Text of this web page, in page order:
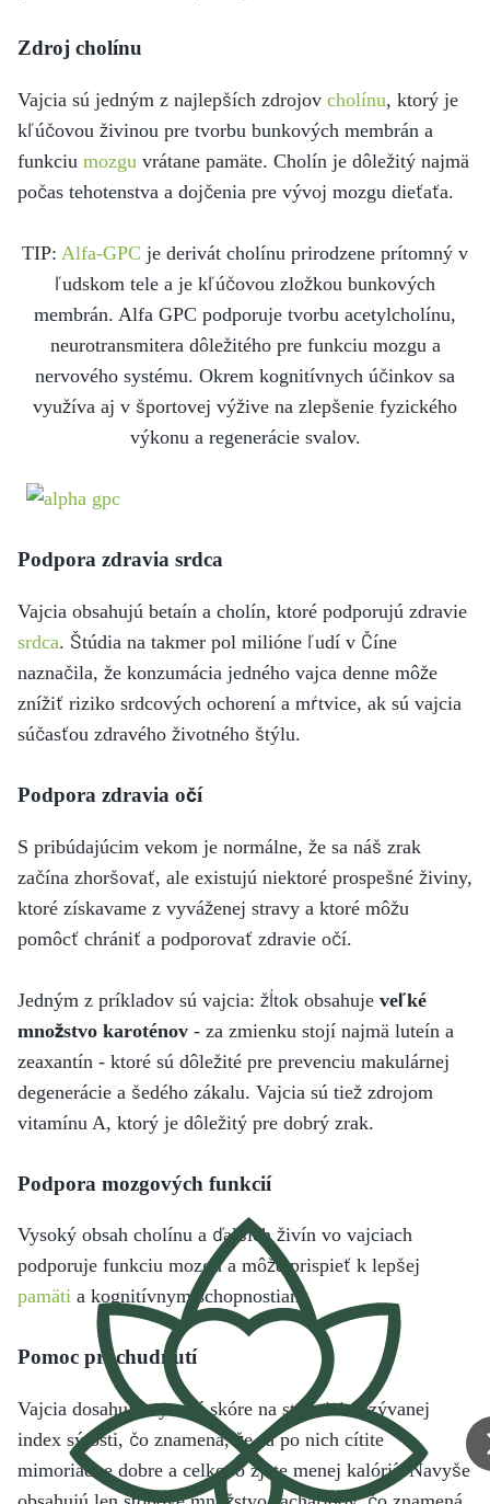
Zdroj cholínu
Vajcia sú jedným z najlepších zdrojov cholínu, ktorý je
kľúčovou živinou pre tvorbu bunkových membrán a
funkciu mozgu vrátane pamäte. Cholín je dôležitý najmä
počas tehotenstva a dojčenia pre vývoj mozgu dieťaťa.
TIP: Alfa-GPC je derivát cholínu prirodzene prítomný v
ľudskom tele a je kľúčovou zložkou bunkových
membrán. Alfa GPC podporuje tvorbu acetylcholínu,
neurotransmitera dôležitého pre funkciu mozgu a
nervového systému. Okrem kognitívnych účinkov sa
využíva aj v športovej výžive na zlepšenie fyzického
výkonu a regenerácie svalov.
Podpora zdravia srdca
Vajcia obsahujú betaín a cholín, ktoré podporujú zdravie
srdca. Štúdia na takmer pol milióne ľudí v Číne
naznačila, že konzumácia jedného vajca denne môže
znížiť riziko srdcových ochorení a mŕtvice, ak sú vajcia
súčasťou zdravého životného štýlu.
Podpora zdravia očí
S pribúdajúcim vekom je normálne, že sa náš zrak
začína zhoršovať, ale existujú niektoré prospešné živiny,
ktoré získavame z vyváženej stravy a ktoré môžu
pomôcť chrániť a podporovať zdravie očí.
Jedným z príkladov sú vajcia: žĺtok obsahuje veľké
množstvo karoténov - za zmienku stojí najmä luteín a
zeaxantín - ktoré sú dôležité pre prevenciu makulárnej
degenerácie a šedého zákalu. Vajcia sú tiež zdrojom
vitamínu A, ktorý je dôležitý pre dobrý zrak.
Podpora mozgových funkcií
Vysoký obsah cholínu a ďalších živín vo vajciach
podporuje funkciu mozgu a môže prispieť k lepšej
pamäti a kognitívnym schopnostiam.
Pomoc pri chudnutí
Vajcia dosahujú vysoké skóre na stupnici nazývanej
index sýtosti, čo znamená, že sa po nich cítite
mimoriadne dobre a celkovo zjete menej kalórií. Navyše